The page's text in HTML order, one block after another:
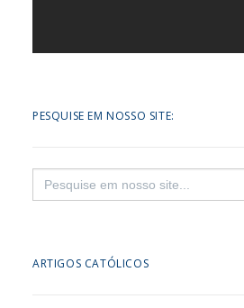
PESQUISE EM NOSSO SITE:
Search
for:
ARTIGOS CATÓLICOS